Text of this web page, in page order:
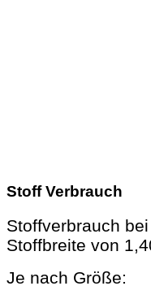
Stoff Verbrauch
Stoffverbrauch
Stoffbreite von
Je nach Größe: